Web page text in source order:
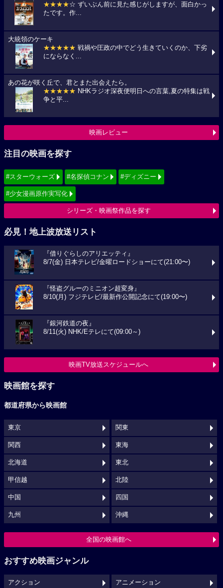
★★★★☆ ずいぶん前に見た感じがしますが、面白かっ
たです。作...
大統領のケーキ
★★★★★ 戦禍や圧政の中でどう生きていくのか、下劣
にならなく...
あの花が咲く丘で、君とまた出会えたら。
★★★★★ NHKラジオ深夜便明日への言葉,夏の特集は戦
争と平...
映画レビュー
注目の映画を探す
#スターウォーズ #名探偵コナン #ディズニー
#少女漫画原作実写化
シリーズ・映画祭作品を探す
必見！地上波放送リスト
『借りぐらしのアリエッティ』
8/7(金) 日本テレビ/金曜ロードショーにて(21:00〜)
『怪盗グルーのミニオン超変身』
8/10(月) フジテレビ/最新作公開記念にて(19:00〜)
『銀河鉄道の夜』
8/11(火) NHK/Eテレにて(09:00～)
映画TV放送スケジュールへ
映画館を探す
都道府県から映画館
東京 関東
関西 東海
北海道 東北
甲信越 北陸
中国 四国
九州 沖縄
全国の映画館へ
おすすめ映画ジャンル
アクション アニメーション